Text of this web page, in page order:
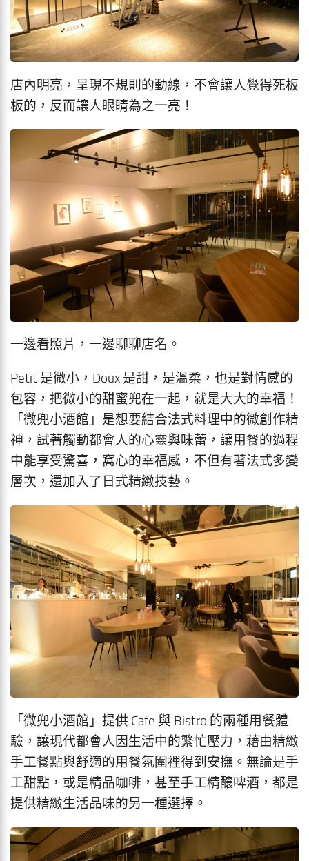
店內明亮，呈現不規則的動線，不會讓人覺得死板
板的，反而讓人眼睛為之一亮！
一邊看照片，一邊聊聊店名。
Petit 是微小，Doux 是甜，是溫柔，也是對情感的
包容，把微小的甜蜜兜在一起，就是大大的幸福！
「微兜小酒館」是想要結合法式料理中的微創作精
神，試著觸動都會人的心靈與味蕾，讓用餐的過程
中能享受驚喜，窩心的幸福感，不但有著法式多變
層次，還加入了日式精緻技藝。
「微兜小酒館」提供 Cafe 與 Bistro 的兩種用餐體
驗，讓現代都會人因生活中的繁忙壓力，藉由精緻
手工餐點與舒適的用餐氛圍裡得到安撫。無論是手
工甜點，或是精品咖啡，甚至手工精釀啤酒，都是
提供精緻生活品味的另一種選擇。